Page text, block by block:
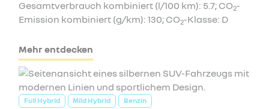
Gesamtverbrauch kombiniert (l/100 km): 5.7; CO2-
Emission kombiniert (g/km): 130; CO2-Klasse: D
Mehr entdecken
Full Hybrid Mild Hybrid Benzin